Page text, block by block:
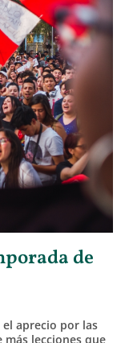
de
aprecio por las
más lecciones que